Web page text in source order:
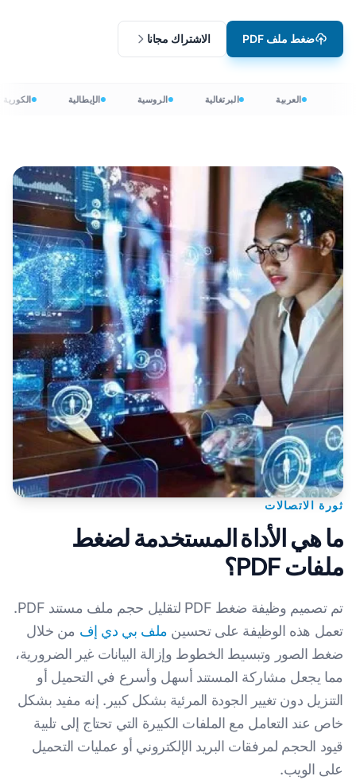
ضغط ملف PDF الاشتراك مجانا
العربية البرتغالية الروسية الإيطالية
ثورة الاتصالات
ما هي الأداة المستخدمة لضغط
ملفات PDF؟
تم تصميم وظيفة ضغط PDF لتقليل حجم ملف مستند PDF.
تعمل هذه الوظيفة على تحسين ملف بي دي إف من خلال
ضغط الصور وتبسيط الخطوط وإزالة البيانات غير الضرورية،
مما يجعل مشاركة المستند أسهل وأسرع في التحميل أو
التنزيل دون تغيير الجودة المرئية بشكل كبير. إنه مفيد بشكل
خاص عند التعامل مع الملفات الكبيرة التي تحتاج إلى تلبية
قيود الحجم لمرفقات البريد الإلكتروني أو عمليات التحميل
على الويب.